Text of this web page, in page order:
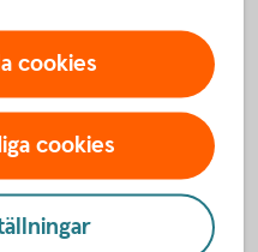
på ett
säkert
cookies
cookies